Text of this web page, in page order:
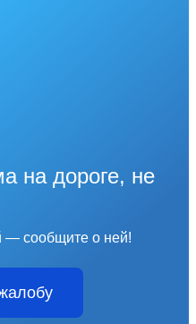
на дороге, не
— сообщите о ней!